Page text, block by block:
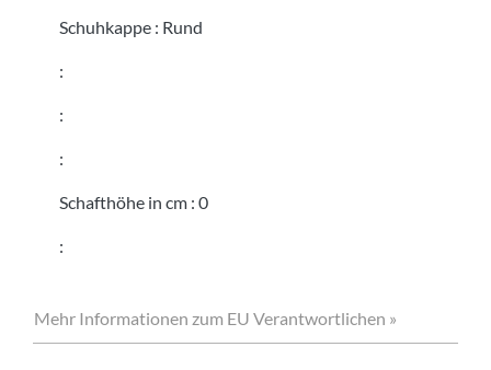
Schuhkappe : Rund
:
:
:
Schafthöhe in cm : 0
:
Mehr Informationen zum EU Verantwortlichen »